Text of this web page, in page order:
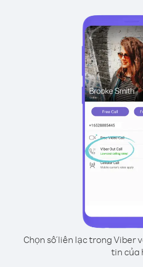
Chọn số liên lạc trong Viber
tin của